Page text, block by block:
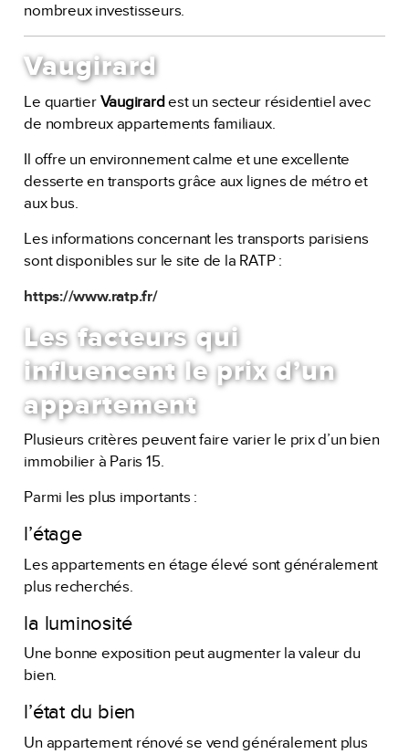
nombreux investisseurs.
Vaugirard
Le quartier Vaugirard est un secteur résidentiel avec
de nombreux appartements familiaux.
Il offre un environnement calme et une excellente
desserte en transports grâce aux lignes de métro et
aux bus.
Les informations concernant les transports parisiens
sont disponibles sur le site de la RATP :
https://www.ratp.fr/
Les facteurs qui
influencent le prix d’un
appartement
Plusieurs critères peuvent faire varier le prix d’un bien
immobilier à Paris 15.
Parmi les plus importants :
l’étage
Les appartements en étage élevé sont généralement
plus recherchés.
la luminosité
Une bonne exposition peut augmenter la valeur du
bien.
l’état du bien
Un appartement rénové se vend généralement plus